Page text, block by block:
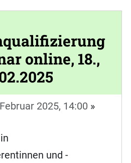
online, 18.,
2025, 14:00 »
und -